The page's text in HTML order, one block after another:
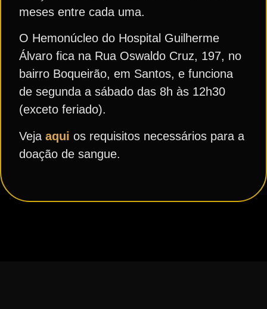
meses entre cada uma.
O Hemonúcleo do Hospital Guilherme
Álvaro fica na Rua Oswaldo Cruz, 197, no
bairro Boqueirão, em Santos, e funciona
de segunda a sábado das 8h às 12h30
(exceto feriado).
Veja aqui os requisitos necessários para a
doação de sangue.